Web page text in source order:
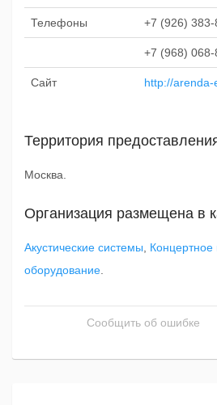
Телефоны +7 (926) 383-
+7 (968) 068-
Сайт http://arenda-
Территория
Москва.
Организация размещена в
Акустические системы
Концертное
оборудование
Сообщить об ошибке